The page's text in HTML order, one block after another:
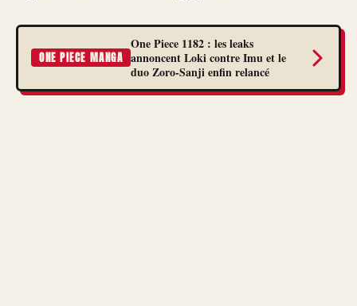
ONE PIECE MANGA
One Piece 1182 : les leaks
annoncent Loki contre Imu et le
duo Zoro-Sanji enfin relancé